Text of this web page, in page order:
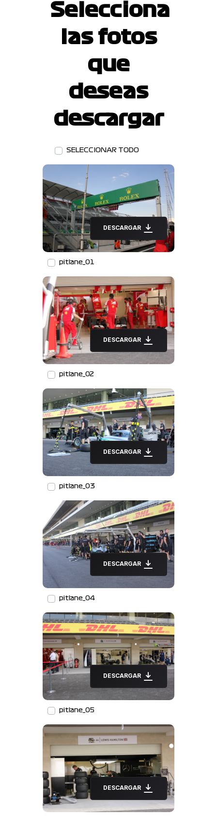
Selecciona
las fotos
que
deseas
descargar
SELECCIONAR TODO
DESCARGAR
pitlane_01
DESCARGAR
pitlane_02
DESCARGAR
pitlane_03
DESCARGAR
pitlane_04
DESCARGAR
pitlane_05
DESCARGAR